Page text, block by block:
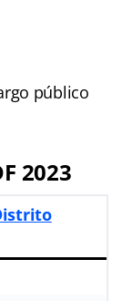
público
2023